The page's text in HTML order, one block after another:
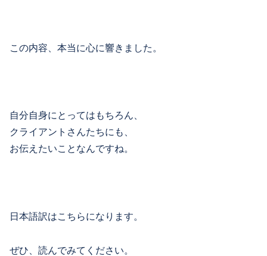
この内容、本当に心に響きました。
自分自身にとってはもちろん、
クライアントさんたちにも、
お伝えたいことなんですね。
日本語訳はこちらになります。
ぜひ、読んでみてください。